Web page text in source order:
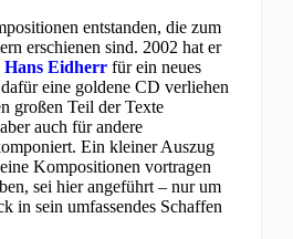
entstanden, die zum
erschienen sind. 2002 hat er
Hans Eidherr für ein neues
eine goldene CD verliehen
großen Teil der Texte
auch für andere
Ein kleiner Auszug
Kompositionen vortragen
sei hier angeführt – nur um
in sein umfassendes Schaffen